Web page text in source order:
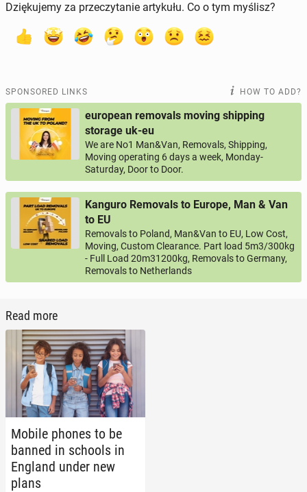
Dziękujemy za przeczytanie artykułu. Co o tym myślisz?
SPONSORED LINKS HOW TO ADD?
european removals moving shipping
storage uk-eu
We are No1 Man&Van, Removals, Shipping,
Moving operating 6 days a week, Monday-
Saturday, Door to Door.
Kanguro Removals to Europe, Man & Van
to EU
Removals to Poland, Man&Van to EU, Low Cost,
Moving, Custom Clearance. Part load 5m3/300kg
- Full Load 20m31200kg, Removals to Germany,
Removals to Netherlands
Read more
Mobile phones to be
banned in schools in
England under new
plans